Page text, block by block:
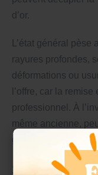
d’or.
L’état général
rayures profondes,
déformations ou
l’offre, car la
professionnel. À
même ancienne,
grâce à son
Saisir la